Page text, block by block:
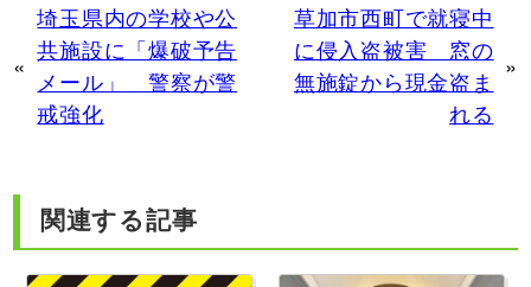
«
埼玉県内の学校や公
共施設に「爆破予告
メール」 警察が警
戒強化
草加市西町で就寝中
に侵入盗被害 窓の
無施錠から現金盗ま
れる
»
関連する記事